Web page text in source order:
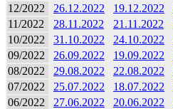
12/2022 26.12.2022 19.12.2022
11/2022
28.11.2022 21.11.2022
10/2022
31.10.2022 24.10.2022
09/2022
26.09.2022 19.09.2022
08/2022
29.08.2022 22.08.2022
07/2022
25.07.2022 18.07.2022
06/2022
27.06.2022 20.06.2022